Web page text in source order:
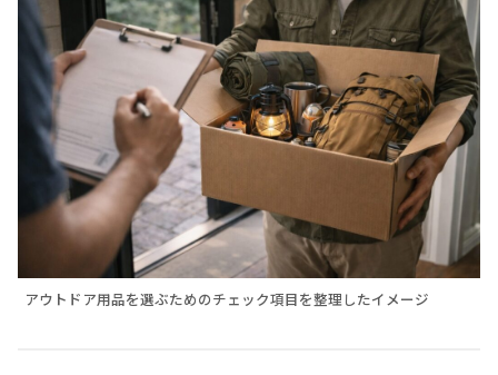
アウトドア用品を選ぶためのチェック項目を整理したイメージ